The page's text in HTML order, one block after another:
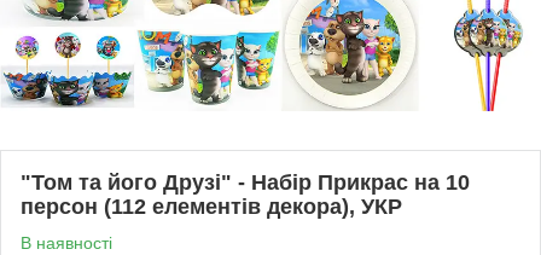
"Том та його Друзі" - Набір Прикрас на 10
персон (112 елементів декора), УКР
В наявності